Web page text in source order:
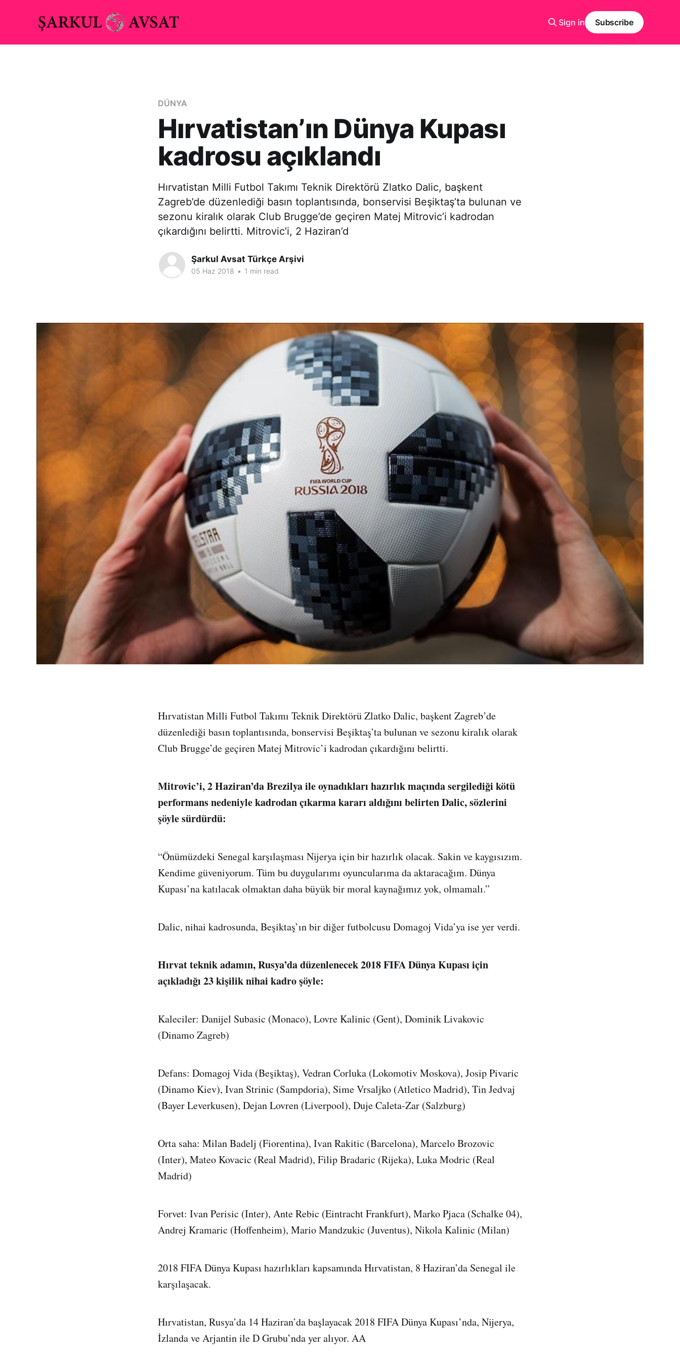
Sign in Subscribe
DÜNYA
Hırvatistan’ın Dünya Kupası
kadrosu açıklandı
Hırvatistan Milli Futbol Takımı Teknik Direktörü Zlatko Dalic, başkent
Zagreb’de düzenlediği basın toplantısında, bonservisi Beşiktaş’ta bulunan ve
sezonu kiralık olarak Club Brugge’de geçiren Matej Mitrovic’i kadrodan
çıkardığını belirtti. Mitrovic’i, 2 Haziran’d
Şarkul Avsat Türkçe Arşivi
05 Haz 2018 • 1 min read
Hırvatistan Milli Futbol Takımı Teknik Direktörü Zlatko Dalic, başkent Zagreb’de
düzenlediği basın toplantısında, bonservisi Beşiktaş’ta bulunan ve sezonu kiralık olarak
Club Brugge’de geçiren Matej Mitrovic’i kadrodan çıkardığını belirtti.
Mitrovic’i, 2 Haziran’da Brezilya ile oynadıkları hazırlık maçında sergilediği kötü
performans nedeniyle kadrodan çıkarma kararı aldığını belirten Dalic, sözlerini
şöyle sürdürdü:
“Önümüzdeki Senegal karşılaşması Nijerya için bir hazırlık olacak. Sakin ve kaygısızım.
Kendime güveniyorum. Tüm bu duygularımı oyuncularıma da aktaracağım. Dünya
Kupası’na katılacak olmaktan daha büyük bir moral kaynağımız yok, olmamalı.”
Dalic, nihai kadrosunda, Beşiktaş’ın bir diğer futbolcusu Domagoj Vida’ya ise yer verdi.
Hırvat teknik adamın, Rusya’da düzenlenecek 2018 FIFA Dünya Kupası için
açıkladığı 23 kişilik nihai kadro şöyle:
Kaleciler: Danijel Subasic (Monaco), Lovre Kalinic (Gent), Dominik Livakovic
(Dinamo Zagreb)
Defans: Domagoj Vida (Beşiktaş), Vedran Corluka (Lokomotiv Moskova), Josip Pivaric
(Dinamo Kiev), Ivan Strinic (Sampdoria), Sime Vrsaljko (Atletico Madrid), Tin Jedvaj
(Bayer Leverkusen), Dejan Lovren (Liverpool), Duje Caleta-Zar (Salzburg)
Orta saha: Milan Badelj (Fiorentina), Ivan Rakitic (Barcelona), Marcelo Brozovic
(Inter), Mateo Kovacic (Real Madrid), Filip Bradaric (Rijeka), Luka Modric (Real
Madrid)
Forvet: Ivan Perisic (Inter), Ante Rebic (Eintracht Frankfurt), Marko Pjaca (Schalke 04),
Andrej Kramaric (Hoffenheim), Mario Mandzukic (Juventus), Nikola Kalinic (Milan)
2018 FIFA Dünya Kupası hazırlıkları kapsamında Hırvatistan, 8 Haziran’da Senegal ile
karşılaşacak.
Hırvatistan, Rusya’da 14 Haziran’da başlayacak 2018 FIFA Dünya Kupası’nda, Nijerya,
İzlanda ve Arjantin ile D Grubu’nda yer alıyor. AA